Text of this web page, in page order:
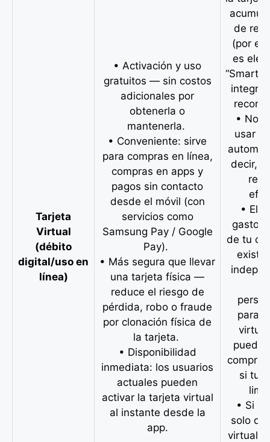
Tarjeta
Virtual
(débito
digital/uso en
línea)
• Activación y uso
gratuitos — sin costos
adicionales por
obtenerla o
mantenerla.
• Conveniente: sirve
para compras en línea,
compras en apps y
pagos sin contacto
desde el móvil (con
servicios como
Samsung Pay / Google
Pay).
• Más segura que llevar
una tarjeta física —
reduce el riesgo de
pérdida, robo o fraude
por clonación física de
la tarjeta.
• Disponibilidad
inmediata: los usuarios
actuales pueden
activar la tarjeta virtual
al instante desde la
app.
de
(por
es
“Smart
• No
usar
decir,
• El
gasto
de tu
existe
para
puede
si tu
• Si
solo de
virtual y